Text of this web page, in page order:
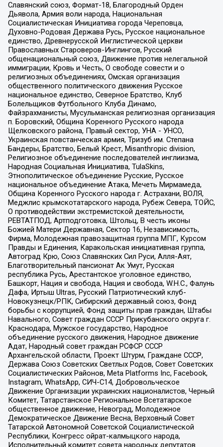
Славянский союз, Формат-18, Благородный Орден
Дьявола, Армия воли народа, Национальная
Социалистическая Инициатива города Череповца,
Духовно-Родовая Держава Русь, Русское национальное
единство, Древнерусской Инглистической церкви
Православных Староверов-Инглингов, Русский
общенациональный союз, Движение против нелегальной
иммиграции, Кровь и Честь, О свободе совести и о
религиозных объединениях, Омская организация
общественного политического движения Русское
национальное единство, Северное Братство, Клуб
Болельщиков Футбольного Клуба Динамо,
Файзрахманисты, Мусульманская религиозная организация
п. Боровский, Община Коренного Русского народа
Щелковского района, Правый сектор, УНА - УНСО,
Украинская повстанческая армия, Тризуб им. Степана
Бандеры, Братство, Белый Крест, Misanthropic division,
Религиозное объединение последователей инглиизма,
Народная Социальная Инициатива, TulaSkins,
Этнополитическое объединение Русские, Русское
национальное объединение Атака, Мечеть Мирмамеда,
Община Коренного Русского народа г. Астрахани, ВОЛЯ,
Меджлис крымскотатарского народа, Рубеж Севера, ТОЙС,
О противодействии экстремистской деятельности,
РЕВТАТПОД, Артподготовка, Штольц, В честь иконы
Божией Матери Державная, Сектор 16, Независимость,
Фирма, Молодежная правозащитная группа МПГ, Курсом
Правды и Единения, Каракольская инициативная группа,
Автоград Крю, Союз Славянских Сил Руси, Алля-Аят,
Благотворительный пансионат Ак Умут, Русская
республика Русь, Арестантское уголовное единство,
Башкорт, Нация и свобода, Нация и свобода, W.H.С., Фалунь
Дафа, Иртыш Ultras, Русский Патриотический клуб-
Новокузнецк/РПК, Сибирский державный союз, Фонд
борьбы с коррупцией, Фонд защиты прав граждан, Штабы
Навального, Совет граждан СССР Прикубанского округа г.
Краснодара, Мужское государство, Народное
объединение русского движения, Народное движение
Адат, Народный совет граждан РСФСР СССР
Архангельской области, Проект Штурм, Граждане СССР,
Держава Союз Советских Светлых Родов, Совет Советских
Социалистических Районов, Meta Platforms Inc, Facebook,
Instagram, WhatsApp, СИЧ-С14, Добровольческое
Движение Организации украинских националистов, Черный
Комитет, Татарстанское Региональное Всетатарское
общественное движение, Невоград, Молодежное
Демократическое Движение Весна, Верховный Совет
Татарской Автономной Советской Социалистической
Республики, Конгресс ойрат-калмыцкого народа,
Исполнительный комитет совета народных депутатов